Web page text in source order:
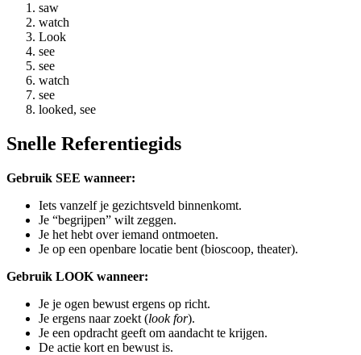
saw
watch
Look
see
see
watch
see
looked, see
Snelle Referentiegids
Gebruik SEE wanneer:
Iets vanzelf je gezichtsveld binnenkomt.
Je “begrijpen” wilt zeggen.
Je het hebt over iemand ontmoeten.
Je op een openbare locatie bent (bioscoop, theater).
Gebruik LOOK wanneer:
Je je ogen bewust ergens op richt.
Je ergens naar zoekt (look for).
Je een opdracht geeft om aandacht te krijgen.
De actie kort en bewust is.